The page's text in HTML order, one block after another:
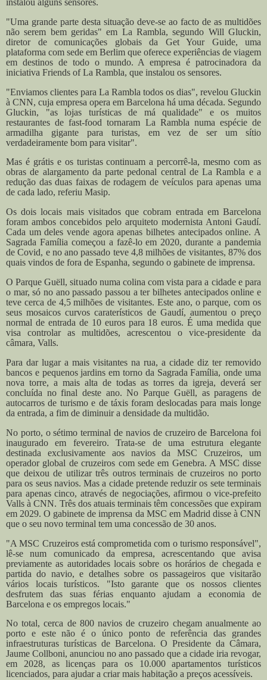
instalou alguns sensores.
"Uma grande parte desta situação deve-se ao facto de as multidões
não serem bem geridas" em La Rambla, segundo Will Gluckin,
diretor de comunicações globais da Get Your Guide, uma
plataforma com sede em Berlim que oferece experiências de viagem
em destinos de todo o mundo. A empresa é patrocinadora da
iniciativa Friends of La Rambla, que instalou os sensores.
"Enviamos clientes para La Rambla todos os dias", revelou Gluckin
à CNN, cuja empresa opera em Barcelona há uma década. Segundo
Gluckin, "as lojas turísticas de má qualidade" e os muitos
restaurantes de fast-food tornaram La Rambla numa espécie de
armadilha gigante para turistas, em vez de ser um sítio
verdadeiramente bom para visitar".
Mas é grátis e os turistas continuam a percorrê-la, mesmo com as
obras de alargamento da parte pedonal central de La Rambla e a
redução das duas faixas de rodagem de veículos para apenas uma
de cada lado, referiu Masip.
Os dois locais mais visitados que cobram entrada em Barcelona
foram ambos concebidos pelo arquiteto modernista Antoni Gaudí.
Cada um deles vende agora apenas bilhetes antecipados online. A
Sagrada Família começou a fazê-lo em 2020, durante a pandemia
de Covid, e no ano passado teve 4,8 milhões de visitantes, 87% dos
quais vindos de fora de Espanha, segundo o gabinete de imprensa.
O Parque Guëll, situado numa colina com vista para a cidade e para
o mar, só no ano passado passou a ter bilhetes antecipados online e
teve cerca de 4,5 milhões de visitantes. Este ano, o parque, com os
seus mosaicos curvos caraterísticos de Gaudí, aumentou o preço
normal de entrada de 10 euros para 18 euros. É uma medida que
visa controlar as multidões, acrescentou o vice-presidente da
câmara, Valls.
Para dar lugar a mais visitantes na rua, a cidade diz ter removido
bancos e pequenos jardins em torno da Sagrada Família, onde uma
nova torre, a mais alta de todas as torres da igreja, deverá ser
concluída no final deste ano. No Parque Guëll, as paragens de
autocarros de turismo e de táxis foram deslocadas para mais longe
da entrada, a fim de diminuir a densidade da multidão.
No porto, o sétimo terminal de navios de cruzeiro de Barcelona foi
inaugurado em fevereiro. Trata-se de uma estrutura elegante
destinada exclusivamente aos navios da MSC Cruzeiros, um
operador global de cruzeiros com sede em Genebra. A MSC disse
que deixou de utilizar três outros terminais de cruzeiros no porto
para os seus navios.Mas a cidade pretende reduzir os sete terminais
para apenas cinco, através de negociações, afirmou o vice-prefeito
Valls à CNN. Três dos atuais terminais têm concessões que expiram
em 2029.O gabinete de imprensa da MSC em Madrid disse à CNN
que o seu novo terminal tem uma concessão de 30 anos.
"A MSC Cruzeiros está comprometida com o turismo responsável",
lê-se num comunicado da empresa, acrescentando que avisa
previamente as autoridades locais sobre os horários de chegada e
partida do navio, e detalhes sobre os passageiros que visitarão
vários locais turísticos. "Isto garante que os nossos clientes
desfrutem das suas férias enquanto ajudam a economia de
Barcelona e os empregos locais."
No total, cerca de 800 navios de cruzeiro chegam anualmente ao
porto e este não é o único ponto de referência das grandes
infraestruturas turísticas de Barcelona. O Presidente da Câmara,
Jaume Collboni, anunciou no ano passado que a cidade iria revogar,
em 2028, as licenças para os 10.000 apartamentos turísticos
licenciados, para ajudar a criar mais habitação a preços acessíveis.